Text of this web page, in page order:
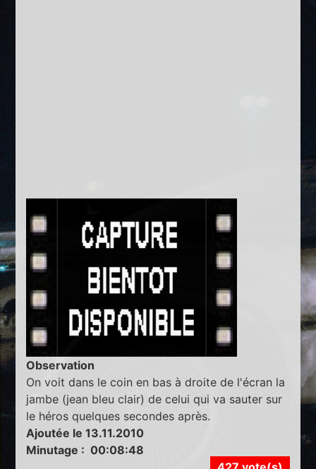
Observation
On voit dans le coin en bas à droite de l'écran la
jambe (jean bleu clair) de celui qui va sauter sur
le héros quelques secondes après.
Ajoutée le 13.11.2010
Minutage : 00:08:48